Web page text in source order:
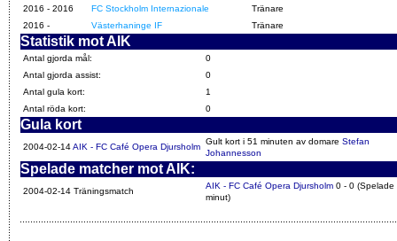
2016 - 2016 FC Stockholm Internazionale
Tränare
2016 - Västerhaninge IF Tränare
Statistik mot AIK
Antal gjorda mål:
0
Antal gjorda assist:
0
Antal gula kort:
1
Antal röda kort:
0
Gula kort
2004-02-14AIK - FC Café Opera Djursholm
Gult kort i 51 minuten av domare Stefan
Johannesson
Spelade matcher mot AIK:
2004-02-14 Träningsmatch
AIK - FC Café Opera Djursholm 0 - 0 (Spelade
minut)